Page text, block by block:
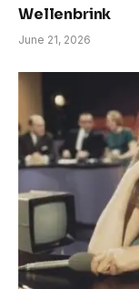
Wellenbrink
June 21, 2026